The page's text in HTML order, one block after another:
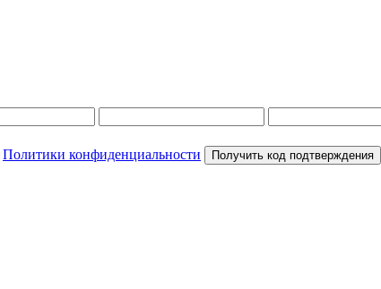
Политики конфиденциальности Получить код подтверждения